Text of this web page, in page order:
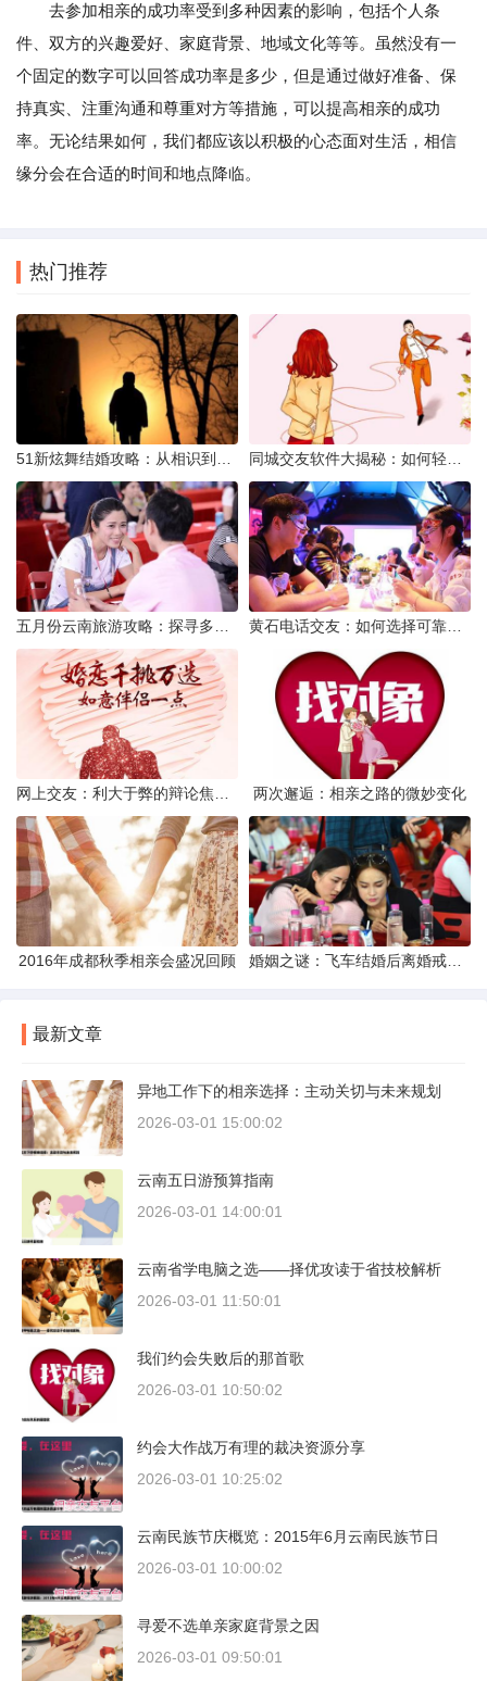
去参加相亲的成功率受到多种因素的影响，包括个人条
件、双方的兴趣爱好、家庭背景、地域文化等等。虽然没有一
个固定的数字可以回答成功率是多少，但是通过做好准备、保
持真实、注重沟通和尊重对方等措施，可以提高相亲的成功
率。无论结果如何，我们都应该以积极的心态面对生活，相信
缘分会在合适的时间和地点降临。
热门推荐
两次邂逅：相亲之路的微妙变化
2016年成都秋季相亲会盛况回顾
最新文章
异地工作下的相亲选择：主动关切与未来规划
2026-03-01 15:00:02
云南五日游预算指南
2026-03-01 14:00:01
云南省学电脑之选——择优攻读于省技校解析
2026-03-01 11:50:01
我们约会失败后的那首歌
2026-03-01 10:50:02
约会大作战万有理的裁决资源分享
2026-03-01 10:25:02
云南民族节庆概览：2015年6月云南民族节日
2026-03-01 10:00:02
寻爱不选单亲家庭背景之因
2026-03-01 09:50:01